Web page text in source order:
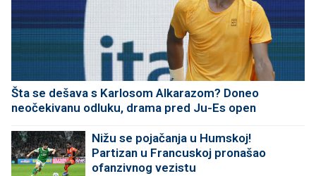
Šta se dešava s Karlosom Alkarazom? Doneo
neočekivanu odluku, drama pred Ju-Es open
Nižu se pojačanja u Humskoj!
Partizan u Francuskoj pronašao
ofanzivnog vezistu